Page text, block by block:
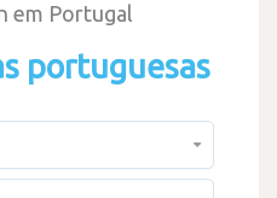
em Portugal
portuguesas